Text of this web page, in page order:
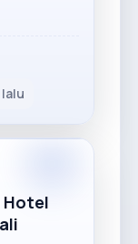
Hotel